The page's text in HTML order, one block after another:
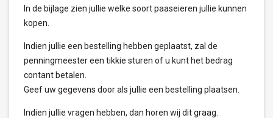
In de bijlage zien jullie welke soort paaseieren jullie kunnen
kopen.
Indien jullie een bestelling hebben geplaatst, zal de
penningmeester een tikkie sturen of u kunt het bedrag
contant betalen.
Geef uw gegevens door als jullie een bestelling plaatsen.
Indien jullie vragen hebben, dan horen wij dit graag.